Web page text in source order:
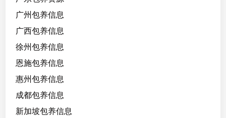
广州包养信息
广西包养信息
徐州包养信息
恩施包养信息
惠州包养信息
成都包养信息
新加坡包养信息